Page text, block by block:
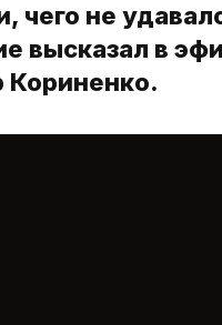
чего не
высказал в
Кориненко.